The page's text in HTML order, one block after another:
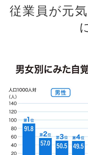
従業員が元